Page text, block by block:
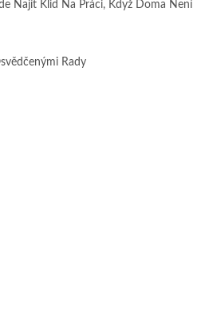
Najít Klid Na Práci, Když Doma Není
Rady